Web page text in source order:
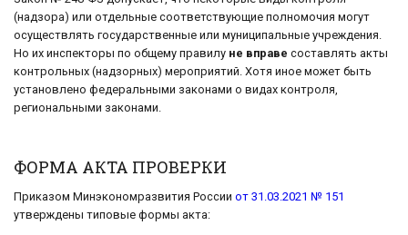
(надзора) или отдельные соответствующие полномочия могут
осуществлять государственные или муниципальные учреждения.
Но их инспекторы по общему правилу не вправе составлять акты
контрольных (надзорных) мероприятий. Хотя иное может быть
установлено федеральными законами о видах контроля,
региональными законами.
ФОРМА АКТА ПРОВЕРКИ
Приказом Минэкономразвития России от 31.03.2021 № 151
утверждены типовые формы акта: